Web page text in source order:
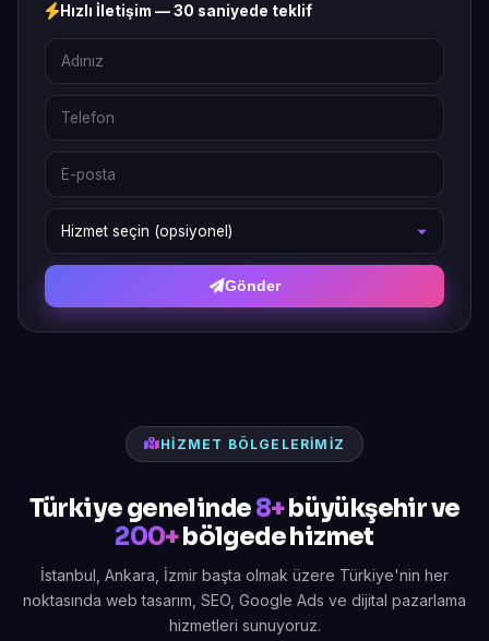
Hızlı İletişim — 30 saniyede teklif
Gönder
HIZMET BÖLGELERIMIZ
Türkiye genelinde8+büyükşehir ve
200+bölgede hizmet
İstanbul, Ankara, İzmir başta olmak üzere Türkiye'nin her
noktasında web tasarım, SEO, Google Ads ve dijital pazarlama
hizmetleri sunuyoruz.